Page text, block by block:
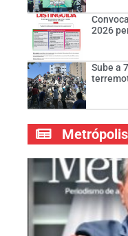
2026
Sube a